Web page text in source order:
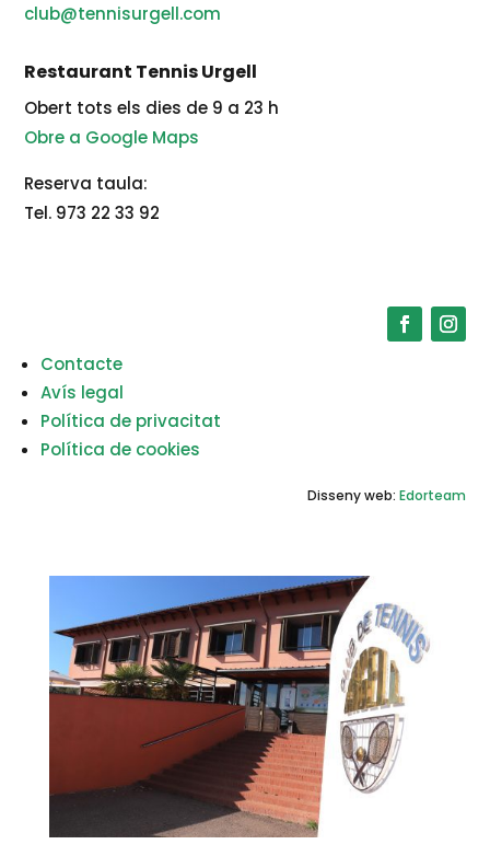
club@tennisurgell.com
Restaurant Tennis Urgell
Obert tots els dies de 9 a 23 h
Obre a Google Maps
Reserva taula:
Tel. 973 22 33 92
Contacte
Avís legal
Política de privacitat
Política de cookies
Disseny web: Edorteam